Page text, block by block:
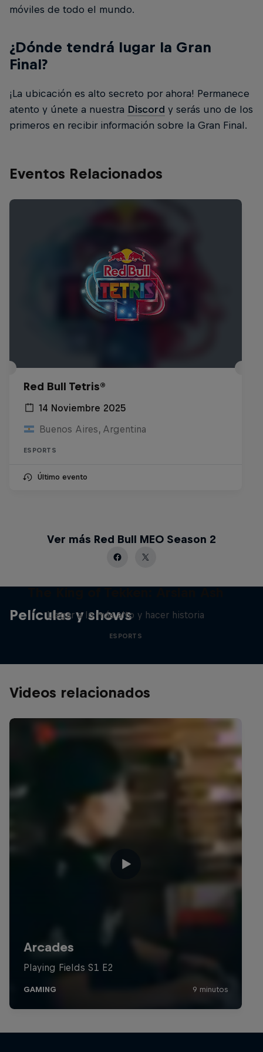
móviles de todo el mundo.
¿Dónde tendrá lugar la Gran
Final?
¡La ubicación es alto secreto por ahora! Permanece
atento y únete a nuestra Discord y serás uno de los
primeros en recibir información sobre la Gran Final.
Eventos Relacionados
Red Bull Tetris®
14 Noviembre 2025
Buenos Aires, Argentina
ESPORTS
Último evento
Ver más Red Bull MEO Season 2
Películas y shows
Llegar a lo más alto y hacer historia
ESPORTS
Videos relacionados